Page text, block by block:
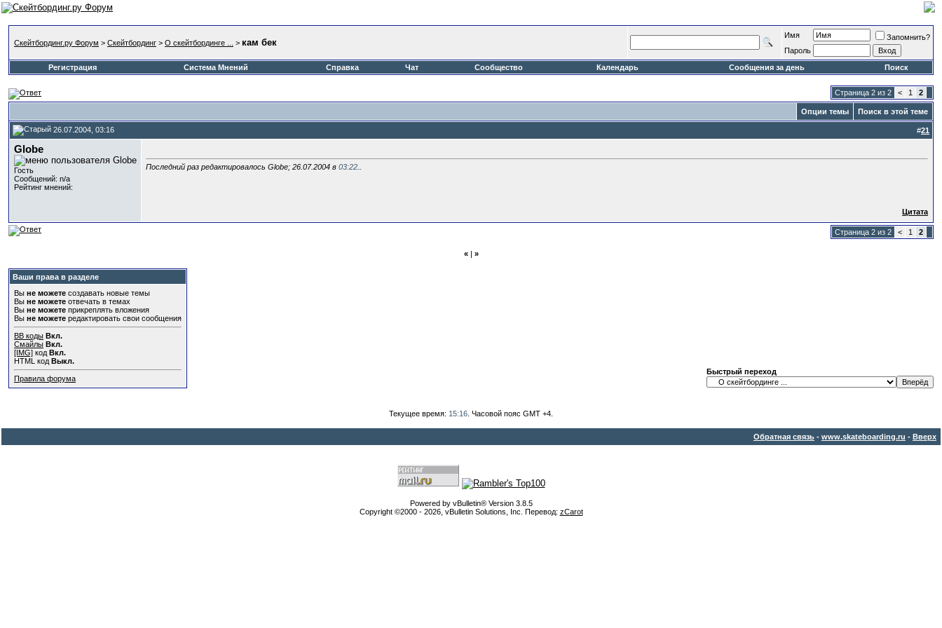
Скейтбординг.ру Форум > Скейтбординг > О скейтбординге ... > кам бек
Имя
Запомнить?
Пароль
Регистрация
Система Мнений Справка Чат Сообщество Календарь Сообщения за день Поиск
Страница 2 из 2 < 1 2
Опции темы Поиск в этой теме
26.07.2004, 03:16 #21
Globe
Гость
Сообщений: n/a
Рейтинг мнений:
Последний раз редактировалось Globe; 26.07.2004 в 03:22
Цитата
Страница 2 из 2 < 1 2
« | »
Ваши права в разделе
Вы не можете создавать новые темы
Вы не можете отвечать в темах
Вы не можете прикреплять вложения
Вы не можете редактировать свои сообщения
BB коды Вкл.
Смайлы Вкл.
[IMG] код Вкл.
HTML код Выкл.
Правила форума
Быстрый переход
Текущее время: 15:16 . Часовой пояс GMT +4.
Обратная связь - www.skateboarding.ru - Вверх
Powered by vBulletin® Version 3.8.5
Copyright ©2000 - 2026, vBulletin Solutions, Inc. Перевод: zCarot